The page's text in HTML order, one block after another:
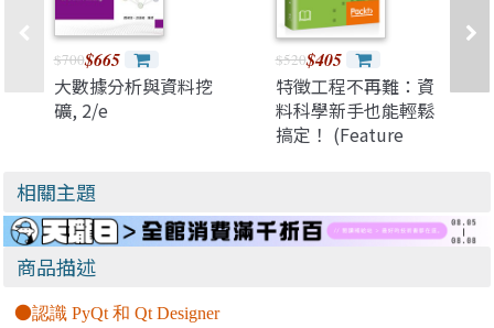
$700$665
大數據分析與資料挖
礦, 2/e
$520$405
特徵工程不再難：資
料科學新手也能輕鬆
搞定！ (Feature
from your dataset
相關主題
商品描述
●認識 PyQt 和 Qt Designer